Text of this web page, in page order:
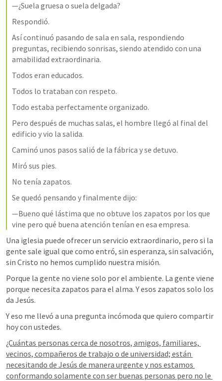
—¿Suela gruesa o suela delgada?
Respondió.
Así continuó pasando de sala en sala, respondiendo
preguntas, recibiendo sonrisas, siendo atendido con una
amabilidad extraordinaria.
Todos eran educados.
Todos lo trataban con respeto.
Todo estaba perfectamente organizado.
Pero después de muchas salas, el hombre llegó al final del
edificio y vio la salida.
Caminó unos pasos salió de la fábrica y se detuvo.
Miró sus pies.
No tenía zapatos.
Se quedó pensando y finalmente dijo:
—Bueno qué lástima que no obtuve los zapatos por los que
vine pero qué buena atención tenían en esa empresa.
Una iglesia puede ofrecer un servicio extraordinario, pero si la
gente sale igual que como entró, sin esperanza, sin salvación,
sin Cristo no hemos cumplido nuestra misión.
Porque la gente no viene solo por el ambiente. La gente viene
porque necesita zapatos para el alma. Y esos zapatos solo los
da Jesús.
Y eso me llevó a una pregunta incómoda que quiero compartir
hoy con ustedes.
¿Cuántas personas cerca de nosotros, amigos, familiares,
vecinos, compañeros de trabajo o de universidad; están
necesitando de Jesús de manera urgente y nos estamos
conformando solamente con ser buenas personas pero no le